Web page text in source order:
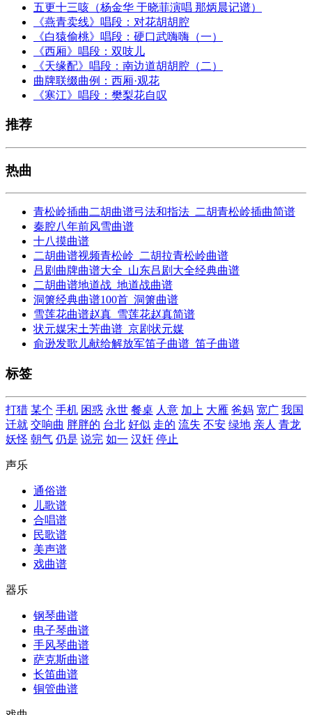
五更十三咳（杨金华 于晓菲演唱 那炳晨记谱）
《燕青卖线》唱段：对花胡胡腔
《白猿偷桃》唱段：硬口武嗨嗨（一）
《西厢》唱段：双吱儿
《天缘配》唱段：南边道胡胡腔（二）
曲牌联缀曲例：西厢·观花
《寒江》唱段：樊梨花自叹
推荐
热曲
青松岭插曲二胡曲谱弓法和指法_二胡青松岭插曲简谱
秦腔八年前风雪曲谱
十八摸曲谱
二胡曲谱视频青松岭_二胡拉青松岭曲谱
吕剧曲牌曲谱大全_山东吕剧大全经典曲谱
二胡曲谱地道战_地道战曲谱
洞箫经典曲谱100首_洞箫曲谱
雪莲花曲谱赵真_雪莲花赵真简谱
状元媒宋土芳曲谱_京剧状元媒
俞逊发歌儿献给解放军笛子曲谱_笛子曲谱
标签
打猎 某个 手机 困惑 永世 餐桌 人意 加上 大雁 爸妈 宽广 我国
迁就 交响曲 胖胖的 台北 好似 走的 流失 不安 绿地 亲人 青龙
妖怪 朝气 仍是 说完 如一 汉奸 停止
声乐
通俗谱
儿歌谱
合唱谱
民歌谱
美声谱
戏曲谱
器乐
钢琴曲谱
电子琴曲谱
手风琴曲谱
萨克斯曲谱
长笛曲谱
铜管曲谱